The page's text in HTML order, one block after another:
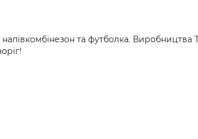
та футболка. Виробництва